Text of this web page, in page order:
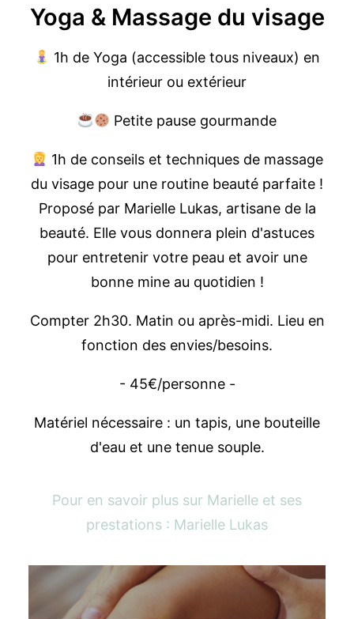
Yoga & Massage du visage
1h de Yoga (accessible tous niveaux) en
intérieur ou extérieur
Petite pause gourmande
1h de conseils et techniques de massage
du visage pour une routine beauté parfaite !
Proposé par Marielle Lukas, artisane de la
beauté. Elle vous donnera plein d'astuces
pour entretenir votre peau et avoir une
bonne mine au quotidien !
Compter 2h30. Matin ou après-midi. Lieu en
fonction des envies/besoins.
- 45€/personne -
Matériel nécessaire : un tapis, une bouteille
d'eau et une tenue souple.
Pour en savoir plus sur Marielle et ses
prestations : Marielle Lukas